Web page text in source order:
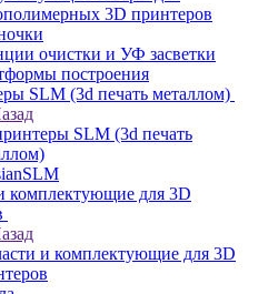
3D принтеров
очистки и УФ засветки
построения
SLM (3d печать металлом)
SLM (3d печать
комплектующие для 3D
и комплектующие для 3D